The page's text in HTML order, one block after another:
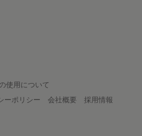
使用について
ーポリシー 会社概要
採用情報